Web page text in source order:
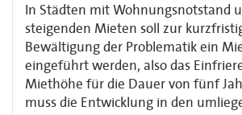
In Städten mit Wohnungsnotstand
steigenden Mieten soll zur
Bewältigung der Problematik ein
eingeführt werden, also das
Miethöhe für die Dauer von fünf
muss die Entwicklung in den